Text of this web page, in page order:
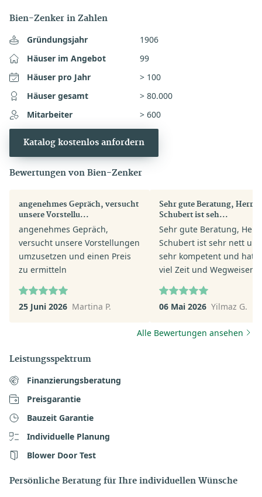
Bien-Zenker in Zahlen
Gründungsjahr
1906
Häuser im Angebot
99
Häuser pro Jahr
> 100
Häuser gesamt
> 80.000
Mitarbeiter
> 600
Katalog kostenlos anfordern
Bewertungen von Bien-Zenker
angenehmes Gepräch, versucht
unsere Vorstellu...
angenehmes Gepräch,
versucht unsere Vorstellungen
umzusetzen und einen Preis
zu ermitteln
25 Juni 2026 Martina P.
Sehr gute Beratung, Herr
Schubert ist seh...
Sehr gute Beratung, Herr
Schubert ist sehr nett und
sehr kompetent und hat
viel Zeit und
geholfen. Mir und
ganz andere Perspektive
eröffnet sehr zu Positiv.
mit Herrn Pit Schubert.
06 Mai 2026 Yilmaz G.
Alle Bewertungen ansehen
Leistungsspektrum
Finanzierungsberatung
Preisgarantie
Bauzeit Garantie
Individuelle Planung
Blower Door Test
Persönliche Beratung für Ihre individuellen Wünsche